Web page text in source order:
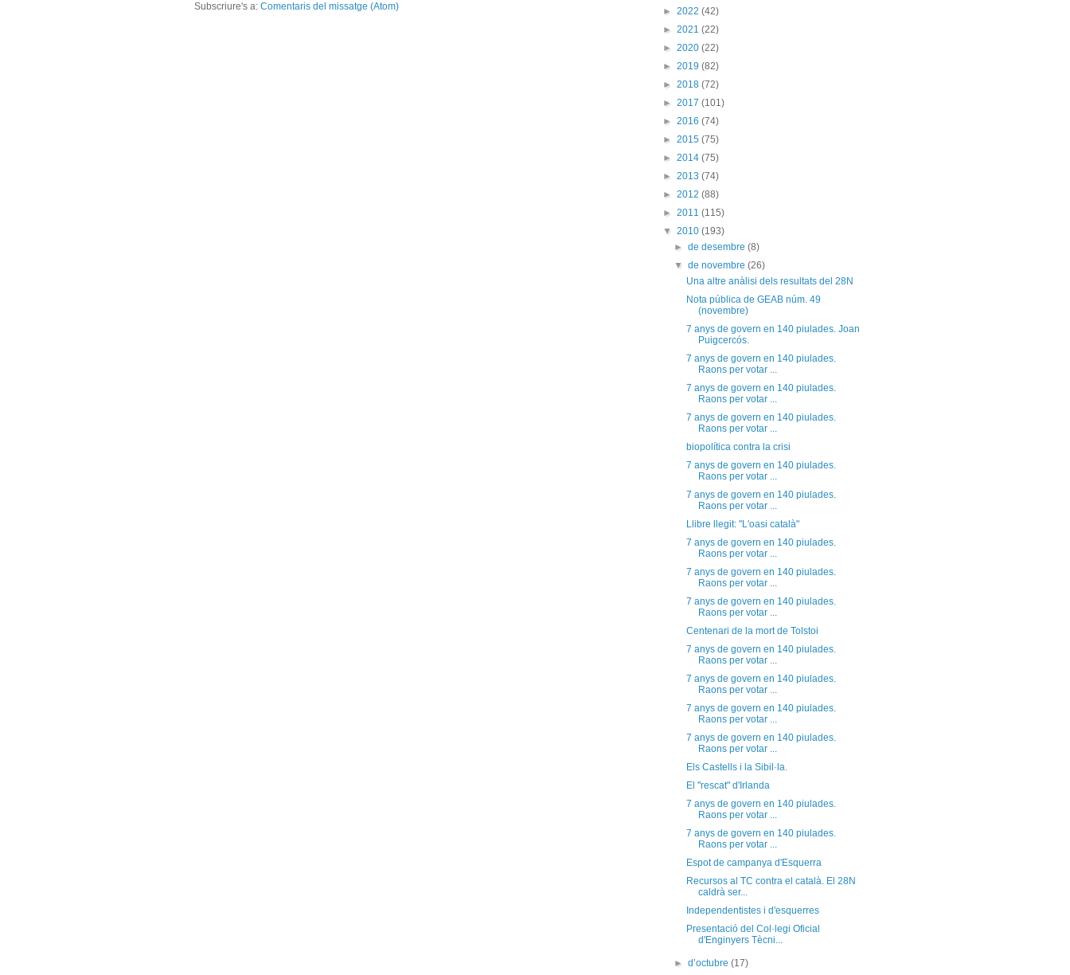
Subscriure's a: Comentaris del missatge (Atom)
► 2022 (42)
► 2021 (22)
► 2020 (22)
► 2019 (82)
► 2018 (72)
► 2017 (101)
► 2016 (74)
► 2015 (75)
► 2014 (75)
► 2013 (74)
► 2012 (88)
► 2011 (115)
▼ 2010 (193)
►de desembre(8)
▼de novembre(26)
Una altre anàlisi dels resultats del 28N
Nota pública de GEAB núm. 49
(novembre)
7 anys de govern en 140 piulades. Joan
Puigcercós.
7 anys de govern en 140 piulades.
Raons per votar ...
7 anys de govern en 140 piulades.
Raons per votar ...
7 anys de govern en 140 piulades.
Raons per votar ...
biopolítica contra la crisi
7 anys de govern en 140 piulades.
Raons per votar ...
7 anys de govern en 140 piulades.
Raons per votar ...
Llibre llegit: "L'oasi català"
7 anys de govern en 140 piulades.
Raons per votar ...
7 anys de govern en 140 piulades.
Raons per votar ...
7 anys de govern en 140 piulades.
Raons per votar ...
Centenari de la mort de Tolstoi
7 anys de govern en 140 piulades.
Raons per votar ...
7 anys de govern en 140 piulades.
Raons per votar ...
7 anys de govern en 140 piulades.
Raons per votar ...
7 anys de govern en 140 piulades.
Raons per votar ...
Els Castells i la Sibil·la.
El "rescat" d'Irlanda
7 anys de govern en 140 piulades.
Raons per votar ...
7 anys de govern en 140 piulades.
Raons per votar ...
Espot de campanya d'Esquerra
Recursos al TC contra el català. El 28N
caldrà ser...
Independentistes i d'esquerres
Presentació del Col·legi Oficial
d'Enginyers Tècni...
►d’octubre(17)